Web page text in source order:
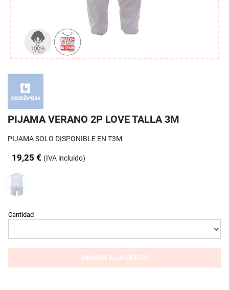
PIJAMA VERANO 2P LOVE TALLA 3M
PIJAMA SOLO DISPONIBLE EN T3M
19,25 € (IVA incluido)
Cantidad
AÑADIR A LA CESTA